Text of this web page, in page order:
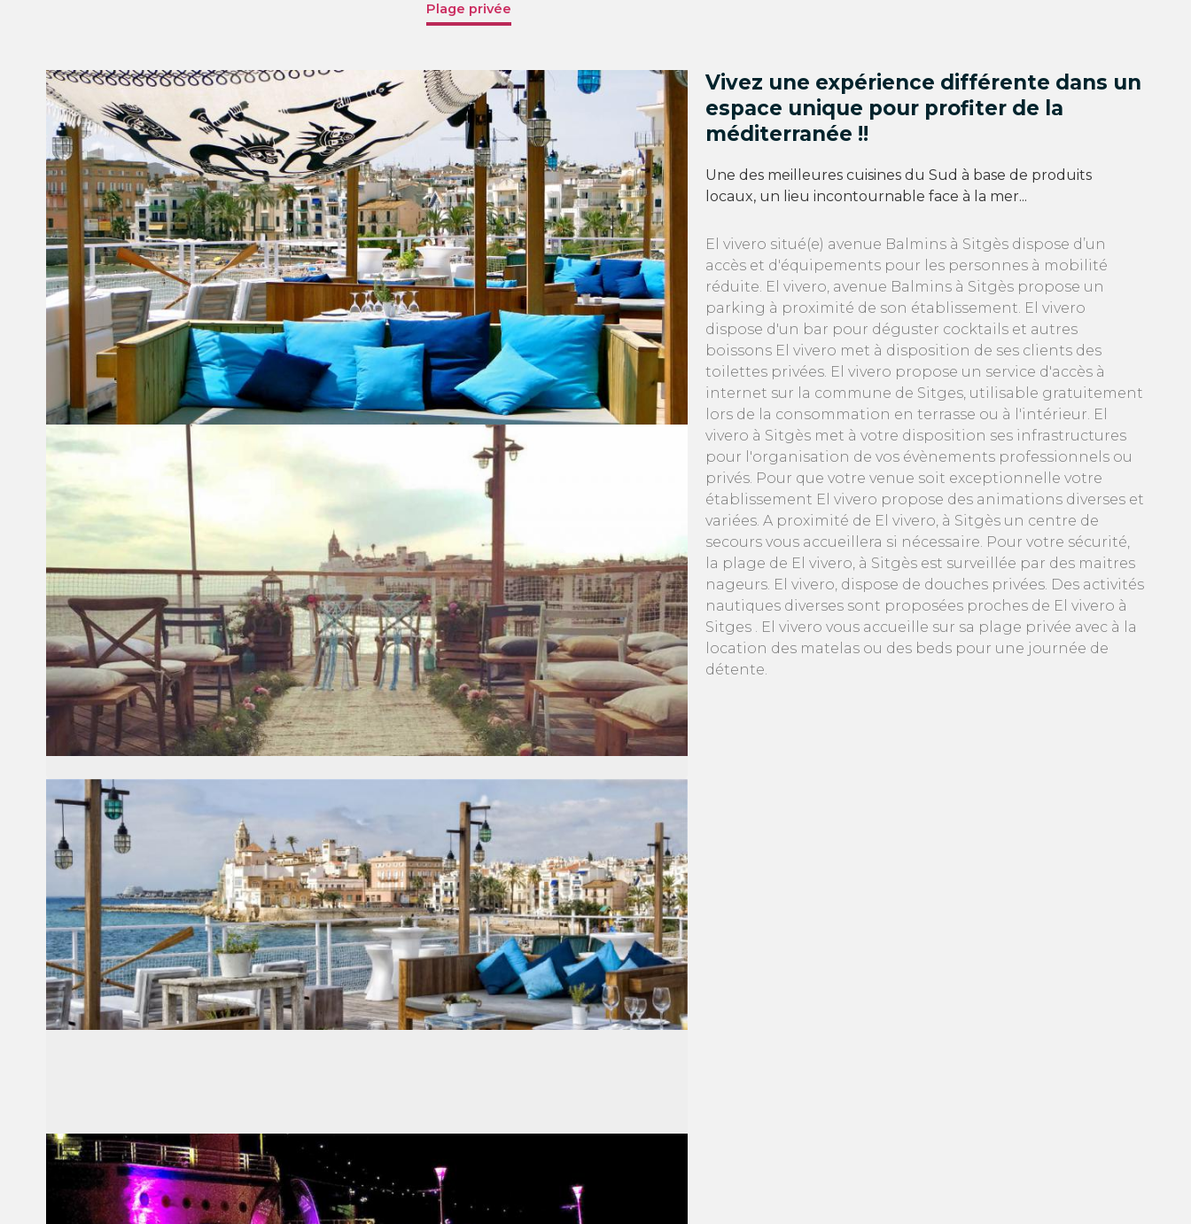
Plage privée
Vivez une expérience différente dans un
espace unique pour profiter de la
méditerranée !!
Une des meilleures cuisines du Sud à base de produits
locaux, un lieu incontournable face à la mer...
El vivero situé(e) avenue Balmins à Sitgès dispose d’un
accès et d'équipements pour les personnes à mobilité
réduite. El vivero, avenue Balmins à Sitgès propose un
parking à proximité de son établissement. El vivero
dispose d'un bar pour déguster cocktails et autres
boissons El vivero met à disposition de ses clients des
toilettes privées. El vivero propose un service d'accès à
internet sur la commune de Sitges, utilisable gratuitement
lors de la consommation en terrasse ou à l'intérieur. El
vivero à Sitgès met à votre disposition ses infrastructures
pour l'organisation de vos évènements professionnels ou
privés. Pour que votre venue soit exceptionnelle votre
établissement El vivero propose des animations diverses et
variées. A proximité de El vivero, à Sitgès un centre de
secours vous accueillera si nécessaire. Pour votre sécurité,
la plage de El vivero, à Sitgès est surveillée par des maitres
nageurs. El vivero, dispose de douches privées. Des activités
nautiques diverses sont proposées proches de El vivero à
Sitges . El vivero vous accueille sur sa plage privée avec à la
location des matelas ou des beds pour une journée de
détente.